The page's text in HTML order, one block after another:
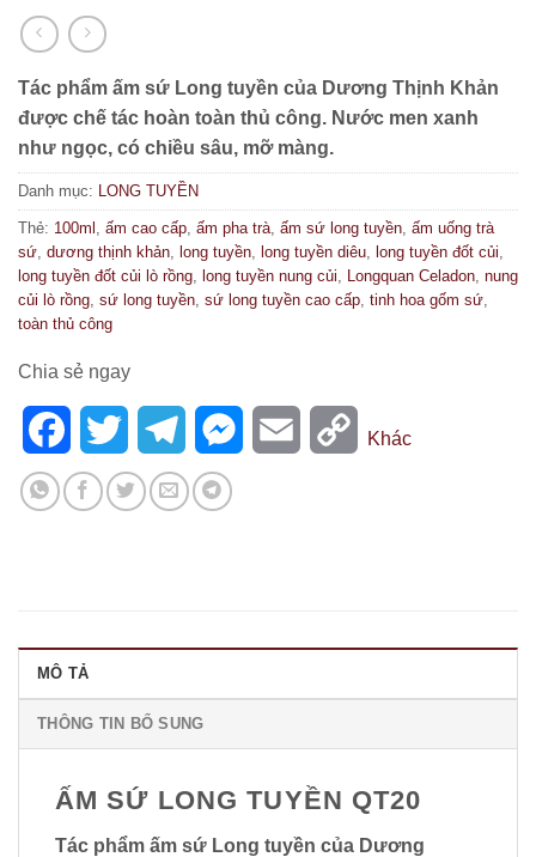
Tác phẩm ấm sứ Long tuyền của Dương Thịnh Khản
được chế tác hoàn toàn thủ công. Nước men xanh
như ngọc, có chiều sâu, mỡ màng.
Danh mục: LONG TUYỀN
Thẻ: 100ml ấm cao cấp ấm pha trà ấm sứ long tuyền ấm uống trà
sứ dương thịnh khản long tuyền long tuyền diêu long tuyền đốt củi
long tuyền đốt củi lò rồng long tuyền nung củi Longquan Celadon nung
củi lò rồng sứ long tuyền sứ long tuyền cao cấp tinh hoa gốm sứ
toàn thủ công
Chia sẻ ngay
FacebookTwitter TelegramMessenger
Email Copy
Khác
MÔ TẢ
THÔNG TIN BỔ SUNG
ẤM SỨ LONG TUYỀN QT20
Tác phẩm ấm sứ Long tuyền của Dương